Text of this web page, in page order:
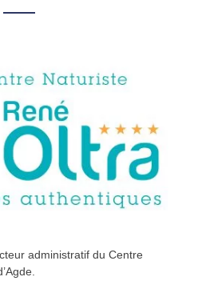
administratif du Centre